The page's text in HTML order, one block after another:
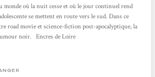
monde où la nuit cesse et où le jour continuel rend
se mettent en route vers le sud. Dans ce
road movie et science-fiction post-apocalyptique, la
noir. Encres de Loire